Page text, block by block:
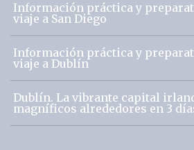
Información práctica y
viaje a San Diego
Información práctica y
viaje a Dublín
Dublín. La vibrante capital
magníficos alrededores en 3